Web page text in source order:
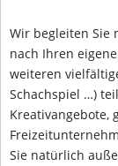
Wir begleiten Sie
nach Ihren
weiteren
Schachspiel …)
Kreativangebote,
Sie natürlich